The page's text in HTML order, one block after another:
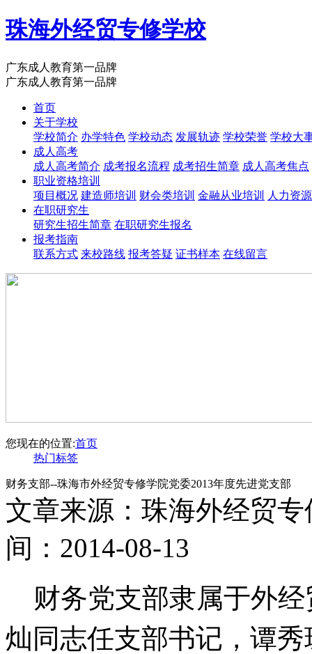
珠海外经贸专修学校
广东成人教育第一品牌
广东成人教育第一品牌
首页
关于学校
学校简介 办学特色 学校动态 发展轨迹 学校荣誉 学校大
成人高考
成人高考简介 成考报名流程 成考招生简章 成人高考焦点
职业资格培训
项目概况 建造师培训 财会类培训 金融从业培训
人力资
在职研究生
研究生招生简章 在职研究生报名
报考指南
联系方式 来校路线 报考答疑 证书样本 在线留言
您现在的位置:首页
热门标签
财务支部--珠海市外经贸专修学院党委2013年度先进党支部
文章来源：珠海外经贸
间：2014-08-13
财务党支部隶属于外
灿同志任支部书记，谭